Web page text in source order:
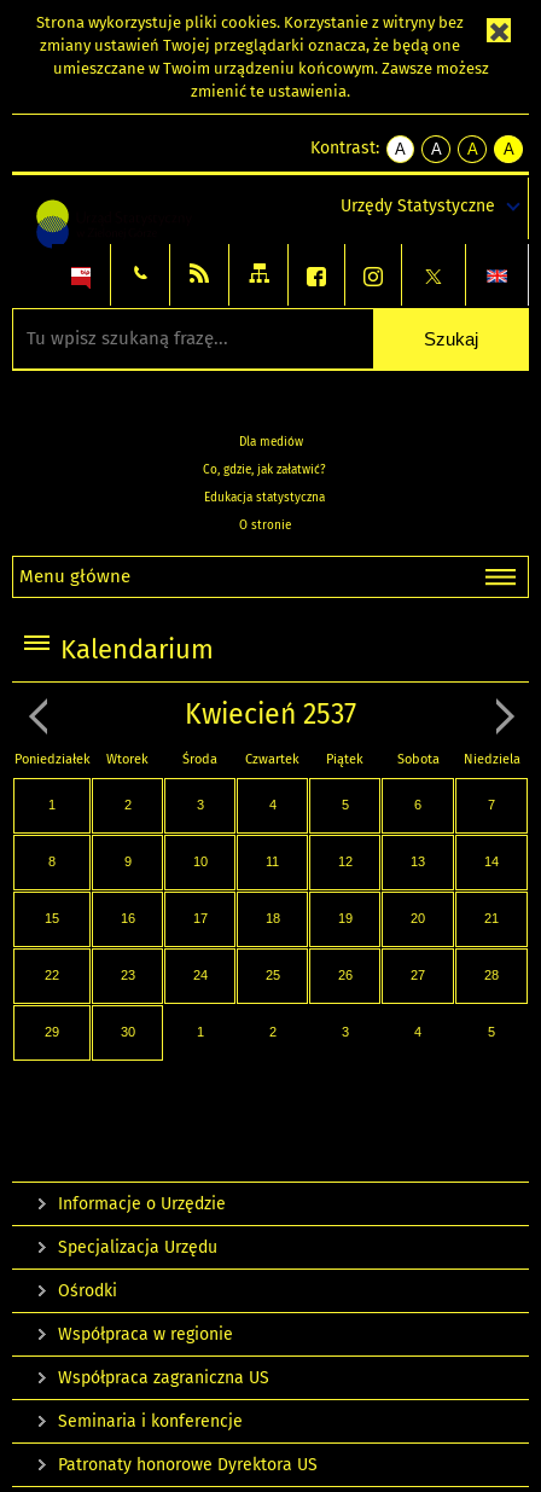
Strona wykorzystuje pliki cookies. Korzystanie z witryny bez
zmiany ustawień Twojej przeglądarki oznacza, że będą one
umieszczane w Twoim urządzeniu końcowym. Zawsze możesz
zmienić te ustawienia.
Kontrast:
A
kontrast
A
kontrast
tekst
czarnym
A
kontrast
tekst
czarnym
A
tekst
żółtym
Urzędy Statystyczne
Dla mediów
Co, gdzie, jak załatwić?
Edukacja statystyczna
O stronie
Menu główne
Kalendarium
Kwiecień 2537
Poniedziałek Wtorek Środa Czwartek Piątek Sobota Niedziela
1 2 3 4 5 6 7
8 9 10 11 12 13 14
15 16 17 18 19 20 21
22 23 24 25 26 27 28
29 30 1 2 3 4 5
Informacje o Urzędzie
Specjalizacja Urzędu
Ośrodki
Współpraca w regionie
Współpraca zagraniczna US
Seminaria i konferencje
Patronaty honorowe Dyrektora US